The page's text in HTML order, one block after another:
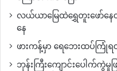
လယ်ယာမြေထဲရွှေတူးဖော်န
နေ
ဖားကန့်မှာ ရေဘေးထပ်က
ဘုန်းကြီးကျောင်းပေါက်ကွဲ